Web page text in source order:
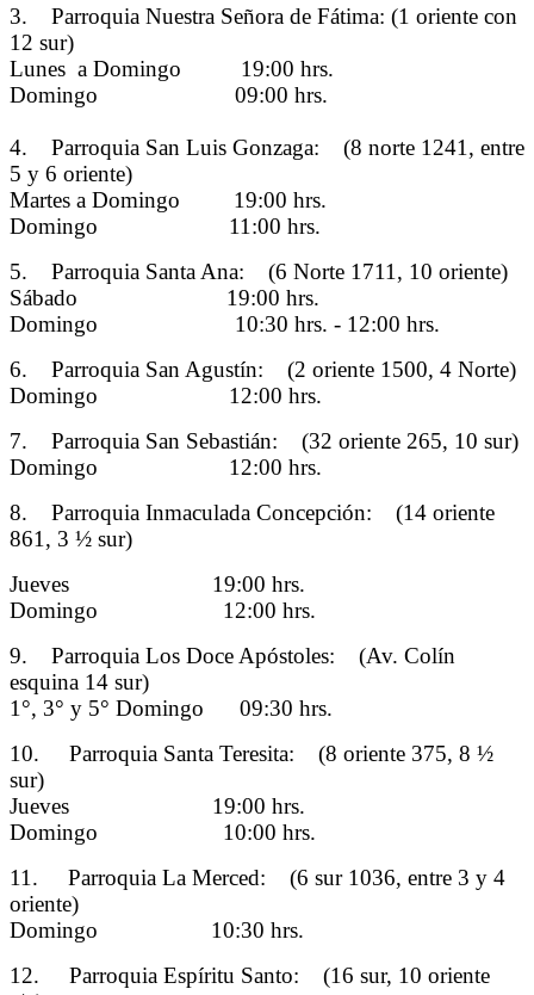
3. Parroquia Nuestra Señora de Fátima: (1 oriente con
12 sur)
Lunes a Domingo 19:00 hrs.
Domingo 09:00 hrs.
4. Parroquia San Luis Gonzaga: (8 norte 1241, entre
5 y 6 oriente)
Martes a Domingo 19:00 hrs.
Domingo 11:00 hrs.
5. Parroquia Santa Ana: (6 Norte 1711, 10 oriente)
Sábado 19:00 hrs.
Domingo 10:30 hrs. - 12:00 hrs.
6. Parroquia San Agustín: (2 oriente 1500, 4 Norte)
Domingo 12:00 hrs.
7. Parroquia San Sebastián: (32 oriente 265, 10 sur)
Domingo 12:00 hrs.
8. Parroquia Inmaculada Concepción: (14 oriente
861, 3 ½ sur)
Jueves 19:00 hrs.
Domingo 12:00 hrs.
9. Parroquia Los Doce Apóstoles: (Av. Colín
esquina 14 sur)
1°, 3° y 5° Domingo 09:30 hrs.
10. Parroquia Santa Teresita: (8 oriente 375, 8 ½
sur)
Jueves 19:00 hrs.
Domingo 10:00 hrs.
11. Parroquia La Merced: (6 sur 1036, entre 3 y 4
oriente)
Domingo 10:30 hrs.
12. Parroquia Espíritu Santo: (16 sur, 10 oriente